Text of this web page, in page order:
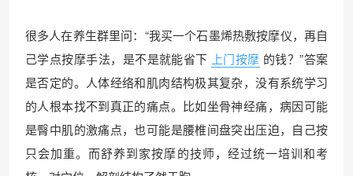
很多人在养生群里问：“我买一个石墨烯热敷按摩仪，再自
己学点按摩手法，是不是就能省下 上门按摩 的钱？”答案
是否定的。人体经络和肌肉结构极其复杂，没有系统学习
的人根本找不到真正的痛点。比如坐骨神经痛，病因可能
是臀中肌的激痛点，也可能是腰椎间盘突出压迫，自己按
只会加重。而舒养到家按摩的技师，经过统一培训和考